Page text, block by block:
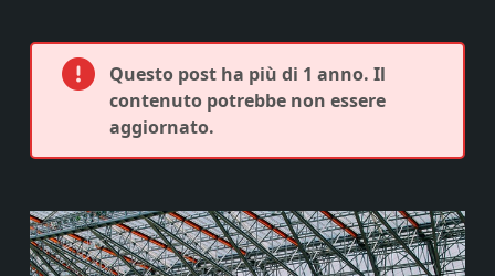
Questo post ha più di 1 anno. Il
contenuto potrebbe non essere
aggiornato.